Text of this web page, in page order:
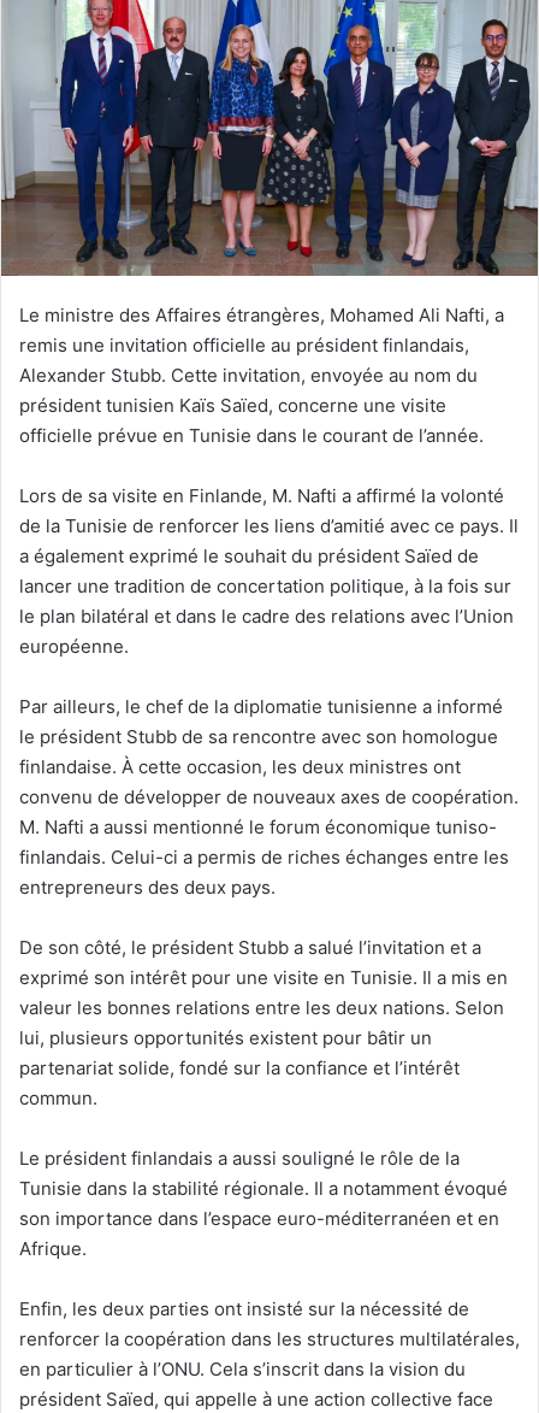
Le ministre des Affaires étrangères, Mohamed Ali Nafti, a
remis une invitation officielle au président finlandais,
Alexander Stubb. Cette invitation, envoyée au nom du
président tunisien Kaïs Saïed, concerne une visite
officielle prévue en Tunisie dans le courant de l’année.
Lors de sa visite en Finlande, M. Nafti a affirmé la volonté
de la Tunisie de renforcer les liens d’amitié avec ce pays. Il
a également exprimé le souhait du président Saïed de
lancer une tradition de concertation politique, à la fois sur
le plan bilatéral et dans le cadre des relations avec l’Union
européenne.
Par ailleurs, le chef de la diplomatie tunisienne a informé
le président Stubb de sa rencontre avec son homologue
finlandaise. À cette occasion, les deux ministres ont
convenu de développer de nouveaux axes de coopération.
M. Nafti a aussi mentionné le forum économique tuniso-
finlandais. Celui-ci a permis de riches échanges entre les
entrepreneurs des deux pays.
De son côté, le président Stubb a salué l’invitation et a
exprimé son intérêt pour une visite en Tunisie. Il a mis en
valeur les bonnes relations entre les deux nations. Selon
lui, plusieurs opportunités existent pour bâtir un
partenariat solide, fondé sur la confiance et l’intérêt
commun.
Le président finlandais a aussi souligné le rôle de la
Tunisie dans la stabilité régionale. Il a notamment évoqué
son importance dans l’espace euro-méditerranéen et en
Afrique.
Enfin, les deux parties ont insisté sur la nécessité de
renforcer la coopération dans les structures multilatérales,
en particulier à l’ONU. Cela s’inscrit dans la vision du
président Saïed, qui appelle à une action collective face